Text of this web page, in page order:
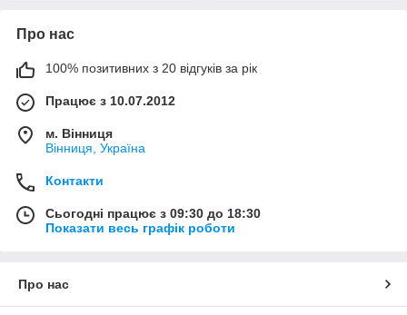
Про нас
100% позитивних з 20 відгуків за рік
Працює з 10.07.2012
м. Вінниця
Вінниця, Україна
Контакти
Сьогодні працює з 09:30 до 18:30
Показати весь графік роботи
Про нас